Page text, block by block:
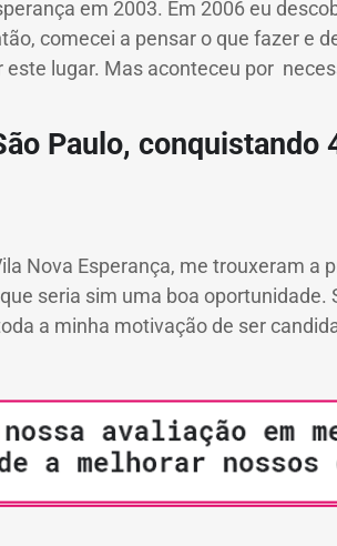
em 2003. Em 2006 eu
comecei a pensar o que fazer e
lugar. Mas aconteceu por
Paulo,
Nova Esperança, me trouxeram a
seria sim uma boa
a minha motivação de ser